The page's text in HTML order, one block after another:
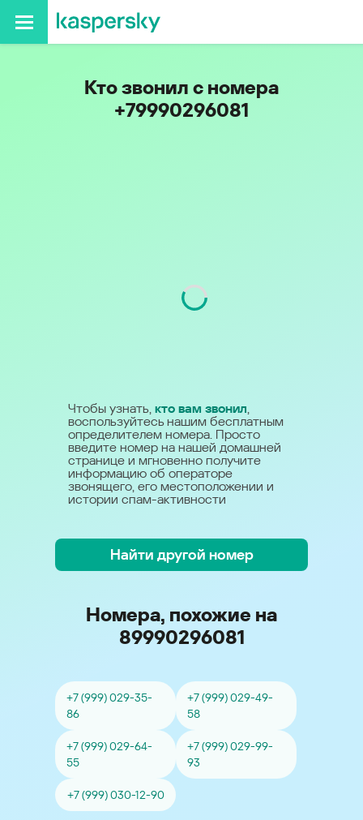
Кто звонил с номера
+79990296081
Чтобы узнать, кто вам звонил,
воспользуйтесь нашим бесплатным
определителем номера. Просто
введите номер на нашей домашней
странице и мгновенно получите
информацию об операторе
звонящего, его местоположении и
истории спам-активности
Найти другой номер
Номера, похожие на
89990296081
+7 (999) 029-35-
86
+7 (999) 029-49-
58
+7 (999) 029-64-
55
+7 (999) 029-99-
93
+7 (999) 030-12-90